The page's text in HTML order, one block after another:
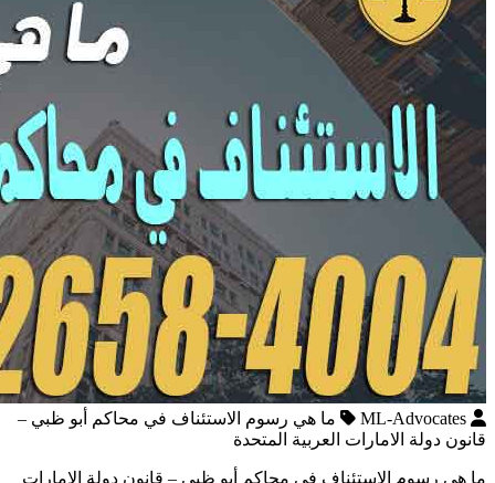
ML-Advocates
ما هي رسوم الاستئناف في محاكم أبو ظبي –
قانون دولة الامارات العربية المتحدة
ما هي رسوم الاستئناف في محاكم أبو ظبي – قانون دولة الامارات